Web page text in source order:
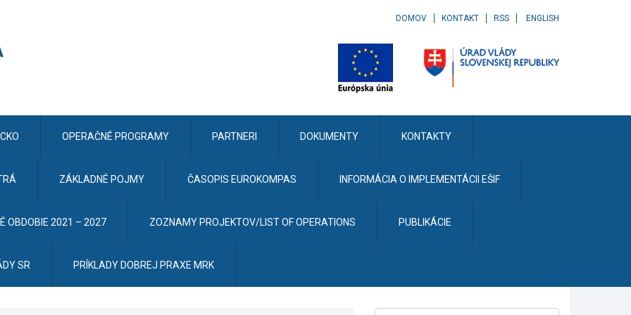
DOMOV KONTAKT RSS ENGLISH
CKO OPERAČNÉ PROGRAMY PARTNERI DOKUMENTY KONTAKTY
ZÁKLADNÉ POJMY ČASOPIS EUROKOMPAS INFORMÁCIA O IMPLEMENTÁCII EŠIF
OBDOBIE 2021 – 2027 ZOZNAMY PROJEKTOV/LIST OF OPERATIONS PUBLIKÁCIE
SR PRÍKLADY DOBREJ PRAXE MRK